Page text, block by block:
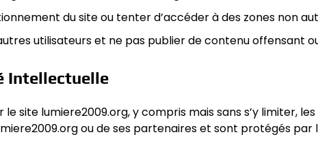
du site ou tenter d’accéder à des zones non
utilisateurs et ne pas publier de contenu offensant
Intellectuelle
site lumiere2009.org, y compris mais sans s’y limiter,
ou de ses partenaires et sont protégés par